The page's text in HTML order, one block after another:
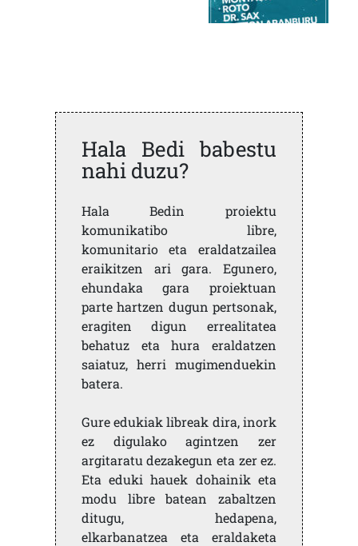
Hala Bedi babestu
nahi duzu?
Hala Bedin proiektu
komunikatibo libre,
komunitario eta eraldatzailea
eraikitzen ari gara. Egunero,
ehundaka gara proiektuan
parte hartzen dugun pertsonak,
eragiten digun errealitatea
behatuz eta hura eraldatzen
saiatuz, herri mugimenduekin
batera.
Gure edukiak libreak dira, inork
ez digulako agintzen zer
argitaratu dezakegun eta zer ez.
Eta eduki hauek dohainik eta
modu libre batean zabaltzen
ditugu, hedapena,
elkarbanatzea eta eraldaketa